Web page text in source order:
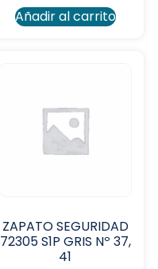
Añadir al carrito
ZAPATO SEGURIDAD
72305 S1P GRIS Nº 37,
41